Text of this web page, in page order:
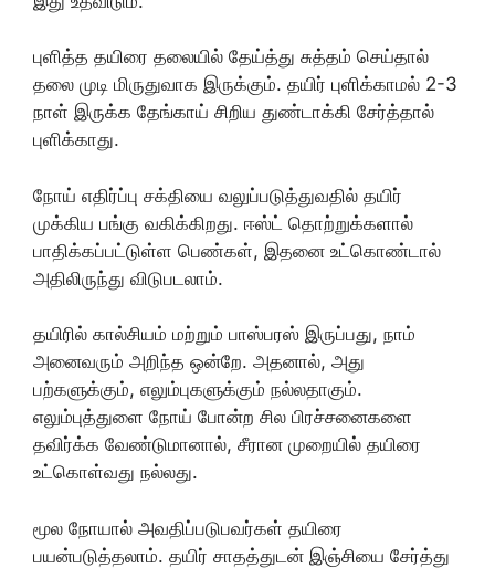
புளித்த தயிரை தலையில் தேய்த்து சுத்தம் செய்தால்
தலை முடி மிருதுவாக இருக்கும். தயிர் புளிக்காமல் 2-3
நாள் இருக்க தேங்காய் சிறிய துண்டாக்கி சேர்த்தால்
புளிக்காது.
நோய் எதிர்ப்பு சக்தியை வலுப்படுத்துவதில் தயிர்
முக்கிய பங்கு வகிக்கிறது. ஈஸ்ட் தொற்றுக்களால்
பாதிக்கப்பட்டுள்ள பெண்கள், இதனை உட்கொண்டால்
அதிலிருந்து விடுபடலாம்.
தயிரில் கால்சியம் மற்றும் பாஸ்பரஸ் இருப்பது, நாம்
அனைவரும் அறிந்த ஒன்றே. அதனால், அது
பற்களுக்கும், எலும்புகளுக்கும் நல்லதாகும்.
எலும்புத்துளை நோய் போன்ற சில பிரச்சனைகளை
தவிர்க்க வேண்டுமானால், சீரான முறையில் தயிரை
உட்கொள்வது நல்லது.
மூல நோயால் அவதிப்படுபவர்கள் தயிரை
பயன்படுத்தலாம். தயிர் சாதத்துடன் இஞ்சியை சேர்த்து